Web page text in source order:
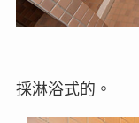
採淋浴式的。